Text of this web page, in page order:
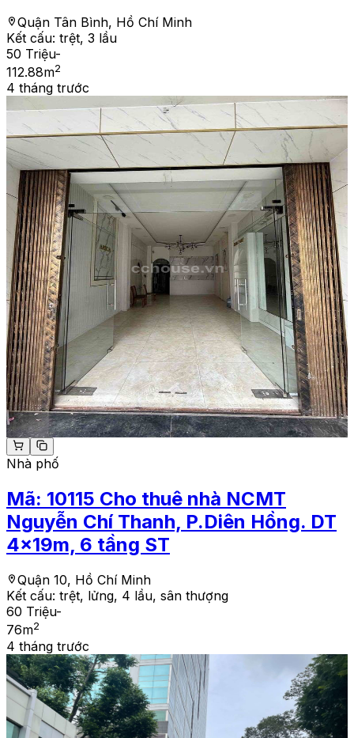
Quận Tân Bình, Hồ Chí Minh
Kết cấu: trệt, 3 lầu
50 Triệu-
112.88m2
4 tháng trước
Nhà phố
Mã: 10115 Cho thuê nhà NCMT
Nguyễn Chí Thanh, P.Diên Hồng. DT
4x19m, 6 tầng ST
Quận 10, Hồ Chí Minh
Kết cấu: trệt, lửng, 4 lầu, sân thượng
60 Triệu-
76m2
4 tháng trước